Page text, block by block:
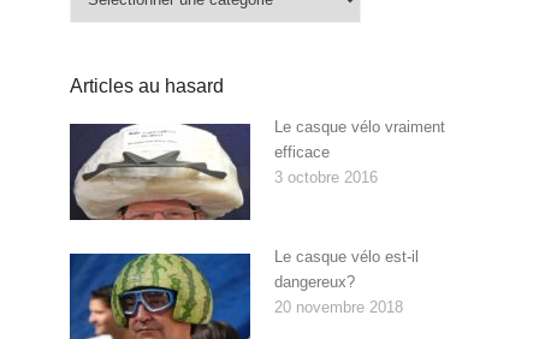
Articles au hasard
Le casque vélo vraiment
efficace
3 octobre 2016
Le casque vélo est-il
dangereux?
20 novembre 2018